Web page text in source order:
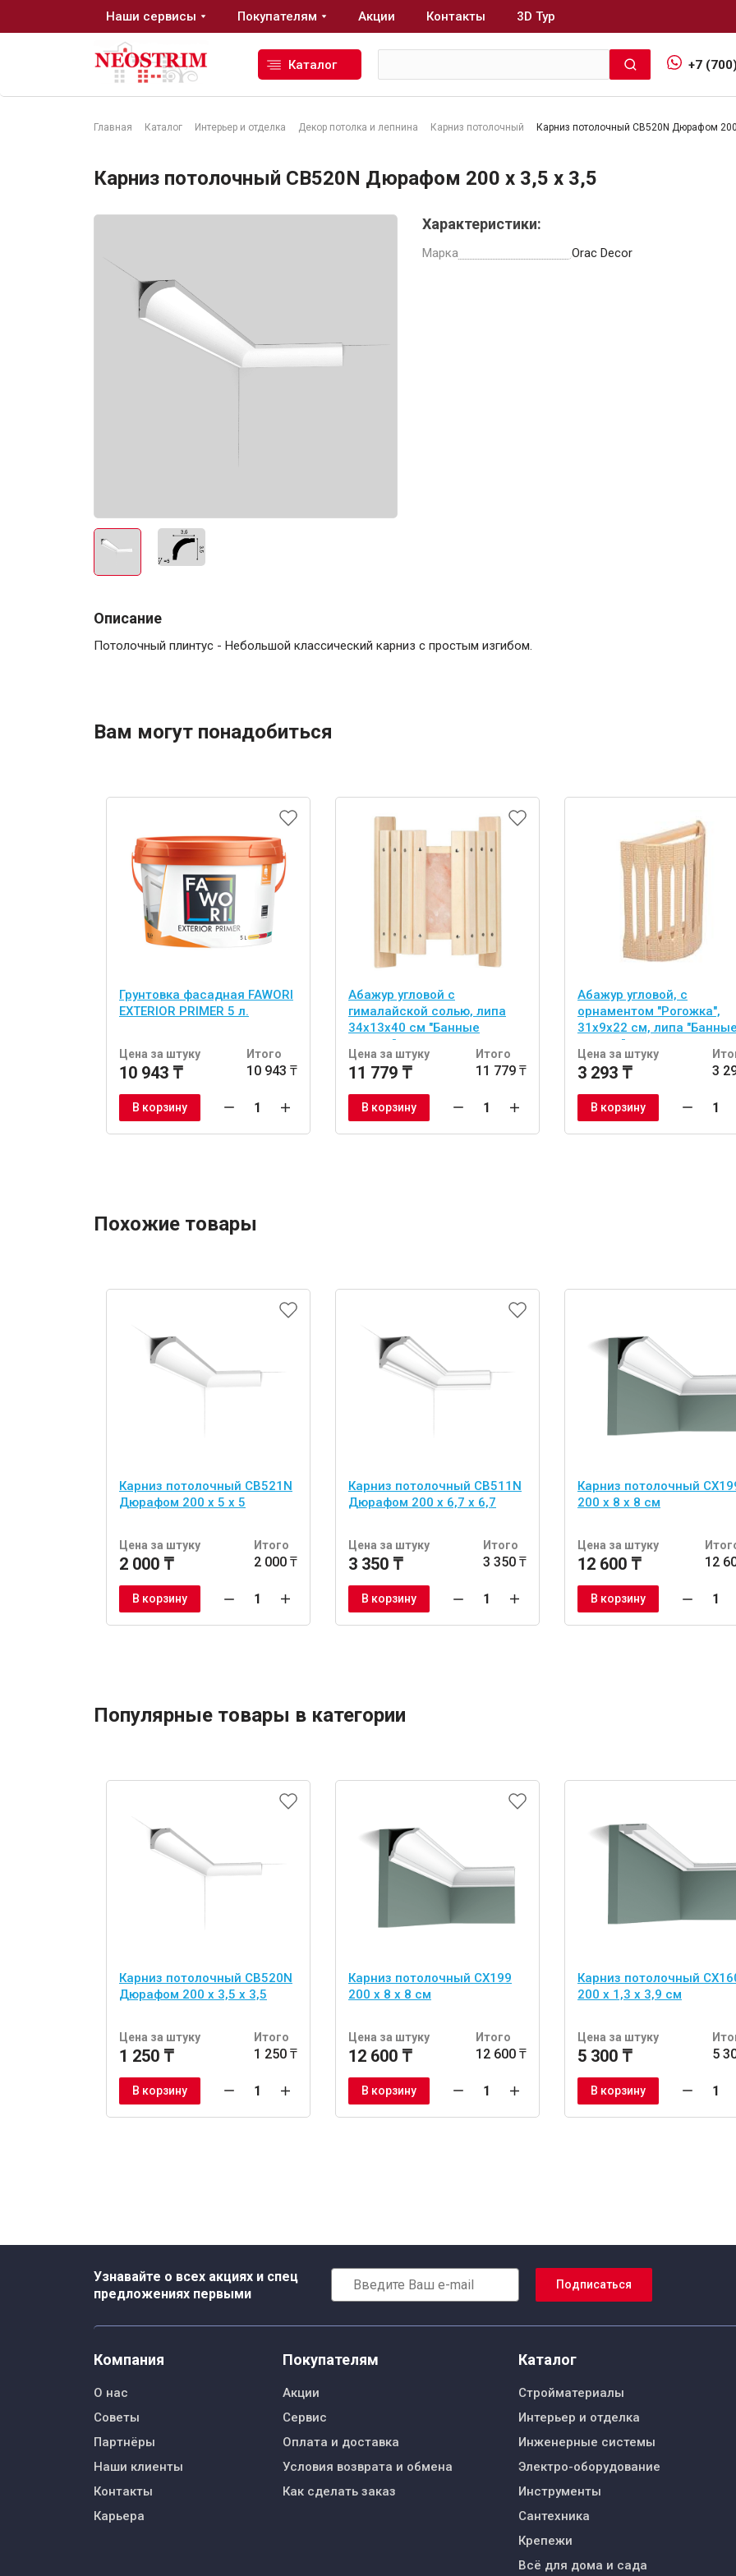
Главная Каталог Интерьер и отделка Декор потолка и лепнина Карниз потолочный Карниз потолочный CB520N Дюрафом
Карниз потолочный CB520N Дюрафом 200 x 3,5 x 3,5
Характеристики:
Марка Orac Decor
Описание
Потолочный плинтус - Небольшой классический карниз с простым изгибом.
Вам могут понадобиться
Грунтовка фасадная FAWORI
EXTERIOR PRIMER 5 л.
Цена за штуку
10 943 ₸
Итого
10 943 ₸
В корзину
Абажур угловой с
гималайской солью, липа
34х13х40 см "Банные
штучки"
Цена за штуку
11 779 ₸
Итого
11 779 ₸
В корзину
Абажур угловой, с
орнаментом "Рогожка",
31х9х22 см, липа "Банные
штучки"
Цена за штуку
3 293 ₸ 3
В корзину
Похожие товары
Карниз потолочный CB521N
Дюрафом 200 x 5 x 5
Цена за штуку
2 000 ₸
Итого
2 000 ₸
В корзину
Карниз потолочный CB511N
Дюрафом 200 x 6,7 x 6,7
Цена за штуку
3 350 ₸
Итого
3 350 ₸
В корзину
Карниз потолочный
200 x 8 x 8 см
Цена за штуку
12 600 ₸ 12
В корзину
Популярные товары в категории
Карниз потолочный CB520N
Дюрафом 200 x 3,5 x 3,5
Цена за штуку
1 250 ₸
Итого
1 250 ₸
В корзину
Карниз потолочный CX199
200 x 8 x 8 см
Цена за штуку
12 600 ₸
Итого
12 600 ₸
В корзину
Карниз потолочный
200 x 1,3 x 3,9 см
Цена за штуку
5 300 ₸ 5
В корзину
Узнавайте о всех акциях и спец
предложениях первыми
Подписаться
Компания
О нас
Советы
Партнёры
Наши клиенты
Контакты
Карьера
Покупателям
Акции
Сервис
Оплата и доставка
Условия возврата и обмена
Как сделать заказ
Каталог
Стройматериалы
Интерьер и отделка
Инженерные системы
Электро-оборудование
Инструменты
Сантехника
Крепежи
Всё для дома и сада
Наши сервисы Покупателям Акции Контакты 3D Тур
Каталог +7
Кровельные материалы
Ещё 2
Герметики
Клеи, жидкие гвозди
Электро-оборудование